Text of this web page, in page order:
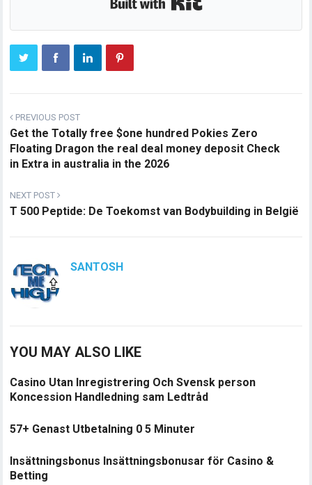
PREVIOUS POST
Get the Totally free $one hundred Pokies Zero
Floating Dragon the real deal money deposit Check
in Extra in australia in the 2026
NEXT POST
T 500 Peptide: De Toekomst van Bodybuilding in België
SANTOSH
YOU MAY ALSO LIKE
Casino Utan Inregistrering Och Svensk person
Koncession Handledning sam Ledtråd
57+ Genast Utbetalning 0 5 Minuter
Insättningsbonus Insättningsbonusar för Casino &
Betting